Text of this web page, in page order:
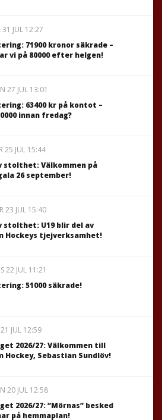
31 JUL 12:27
71900 kronor säkrade –
vi på 80000 efter helgen!
27 JUL 13:01
63400 kr på kontot –
innan fredag?
25 JUL 15:44
stolthet: Välkommen på
26 september!
23 JUL 15:40
stolthet: U19 blir del av
Hockeys tjejverksamhet!
22 JUL 11:21
51000 säkrade!
JUL 12:59
2026/27: Välkommen till
Hockey, Sebastian Sundlöv!
20 JUL 12:58
2026/27: ”Mörnas” besked
på hemmaplan!